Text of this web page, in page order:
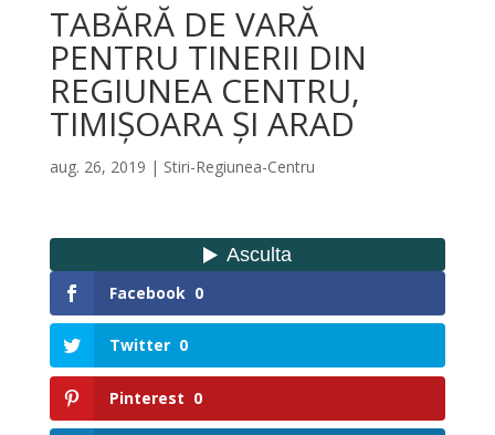
TABĂRĂ DE VARĂ
PENTRU TINERII DIN
REGIUNEA CENTRU,
TIMIȘOARA ȘI ARAD
aug. 26, 2019 | Stiri-Regiunea-Centru
Facebook 0
Twitter 0
Pinterest 0